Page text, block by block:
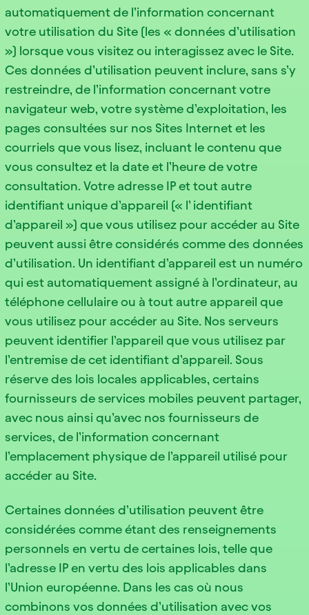
automatiquement de l’information concernant
votre utilisation du Site (les « données d’utilisation
») lorsque vous visitez ou interagissez avec le Site.
Ces données d’utilisation peuvent inclure, sans s’y
restreindre, de l’information concernant votre
navigateur web, votre système d’exploitation, les
pages consultées sur nos Sites Internet et les
courriels que vous lisez, incluant le contenu que
vous consultez et la date et l’heure de votre
consultation. Votre adresse IP et tout autre
identifiant unique d’appareil (« l’ identifiant
d’appareil ») que vous utilisez pour accéder au Site
peuvent aussi être considérés comme des données
d’utilisation. Un identifiant d’appareil est un numéro
qui est automatiquement assigné à l’ordinateur, au
téléphone cellulaire ou à tout autre appareil que
vous utilisez pour accéder au Site. Nos serveurs
peuvent identifier l’appareil que vous utilisez par
l’entremise de cet identifiant d’appareil. Sous
réserve des lois locales applicables, certains
fournisseurs de services mobiles peuvent partager,
avec nous ainsi qu’avec nos fournisseurs de
services, de l’information concernant
l’emplacement physique de l’appareil utilisé pour
accéder au Site.
Certaines données d’utilisation peuvent être
considérées comme étant des renseignements
personnels en vertu de certaines lois, telle que
l’adresse IP en vertu des lois applicables dans
l’Union européenne. Dans les cas où nous
combinons vos données d’utilisation avec vos